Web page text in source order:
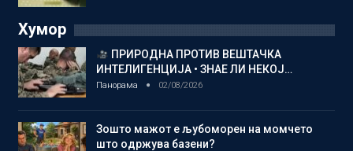
Хумор
ПРИРОДНА ПРОТИВ ВЕШТАЧКА
ИНТЕЛИГЕНЦИЈА • ЗНАЕ ЛИ НЕКОЈ…
Панорама 02/08/2026
Зошто мажот е љубоморен на момчето
што одржува базени?